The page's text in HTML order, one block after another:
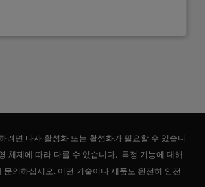
려면 타사 활성화 또는 활성화가 필요할 수 있습니
체제에 따라 다를 수 있습니다. 특정 기능에 대해
문의하십시오. 어떤 기술이나 제품도 완전히 안전